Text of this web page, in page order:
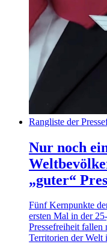
Rangliste der
Nur noch
„guter“
Fünf Kernpunkte
ersten Mal in der
Pressefreiheit
Territorien der Welt